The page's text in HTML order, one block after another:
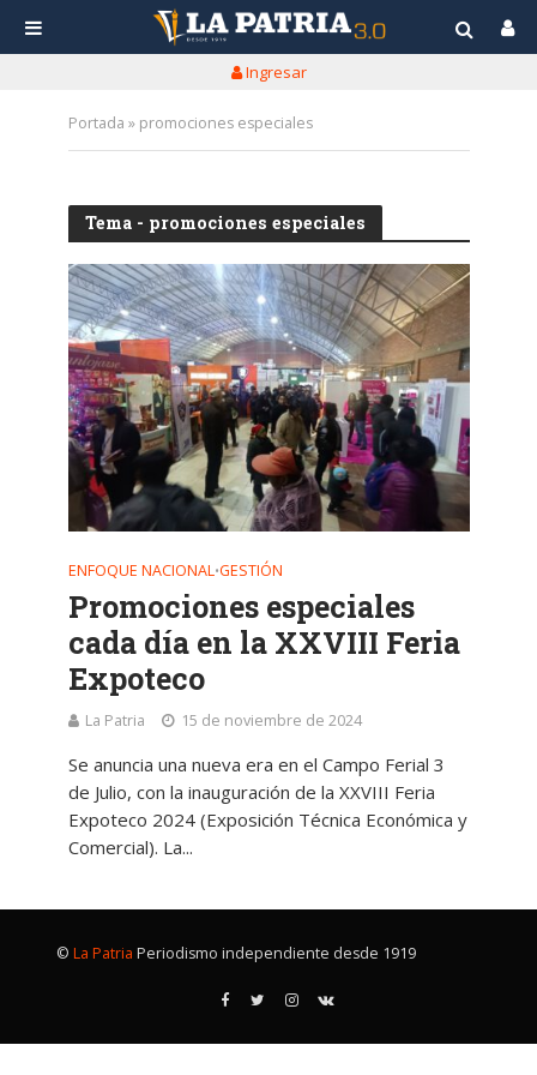
Ingresar
Portada » promociones especiales
Tema - promociones especiales
ENFOQUE NACIONAL•GESTIÓN
Promociones especiales
cada día en la XXVIII Feria
Expoteco
La Patria 15 de noviembre de 2024
Se anuncia una nueva era en el Campo Ferial 3
de Julio, con la inauguración de la XXVIII Feria
Expoteco 2024 (Exposición Técnica Económica y
Comercial). La...
© La Patria Periodismo independiente desde 1919